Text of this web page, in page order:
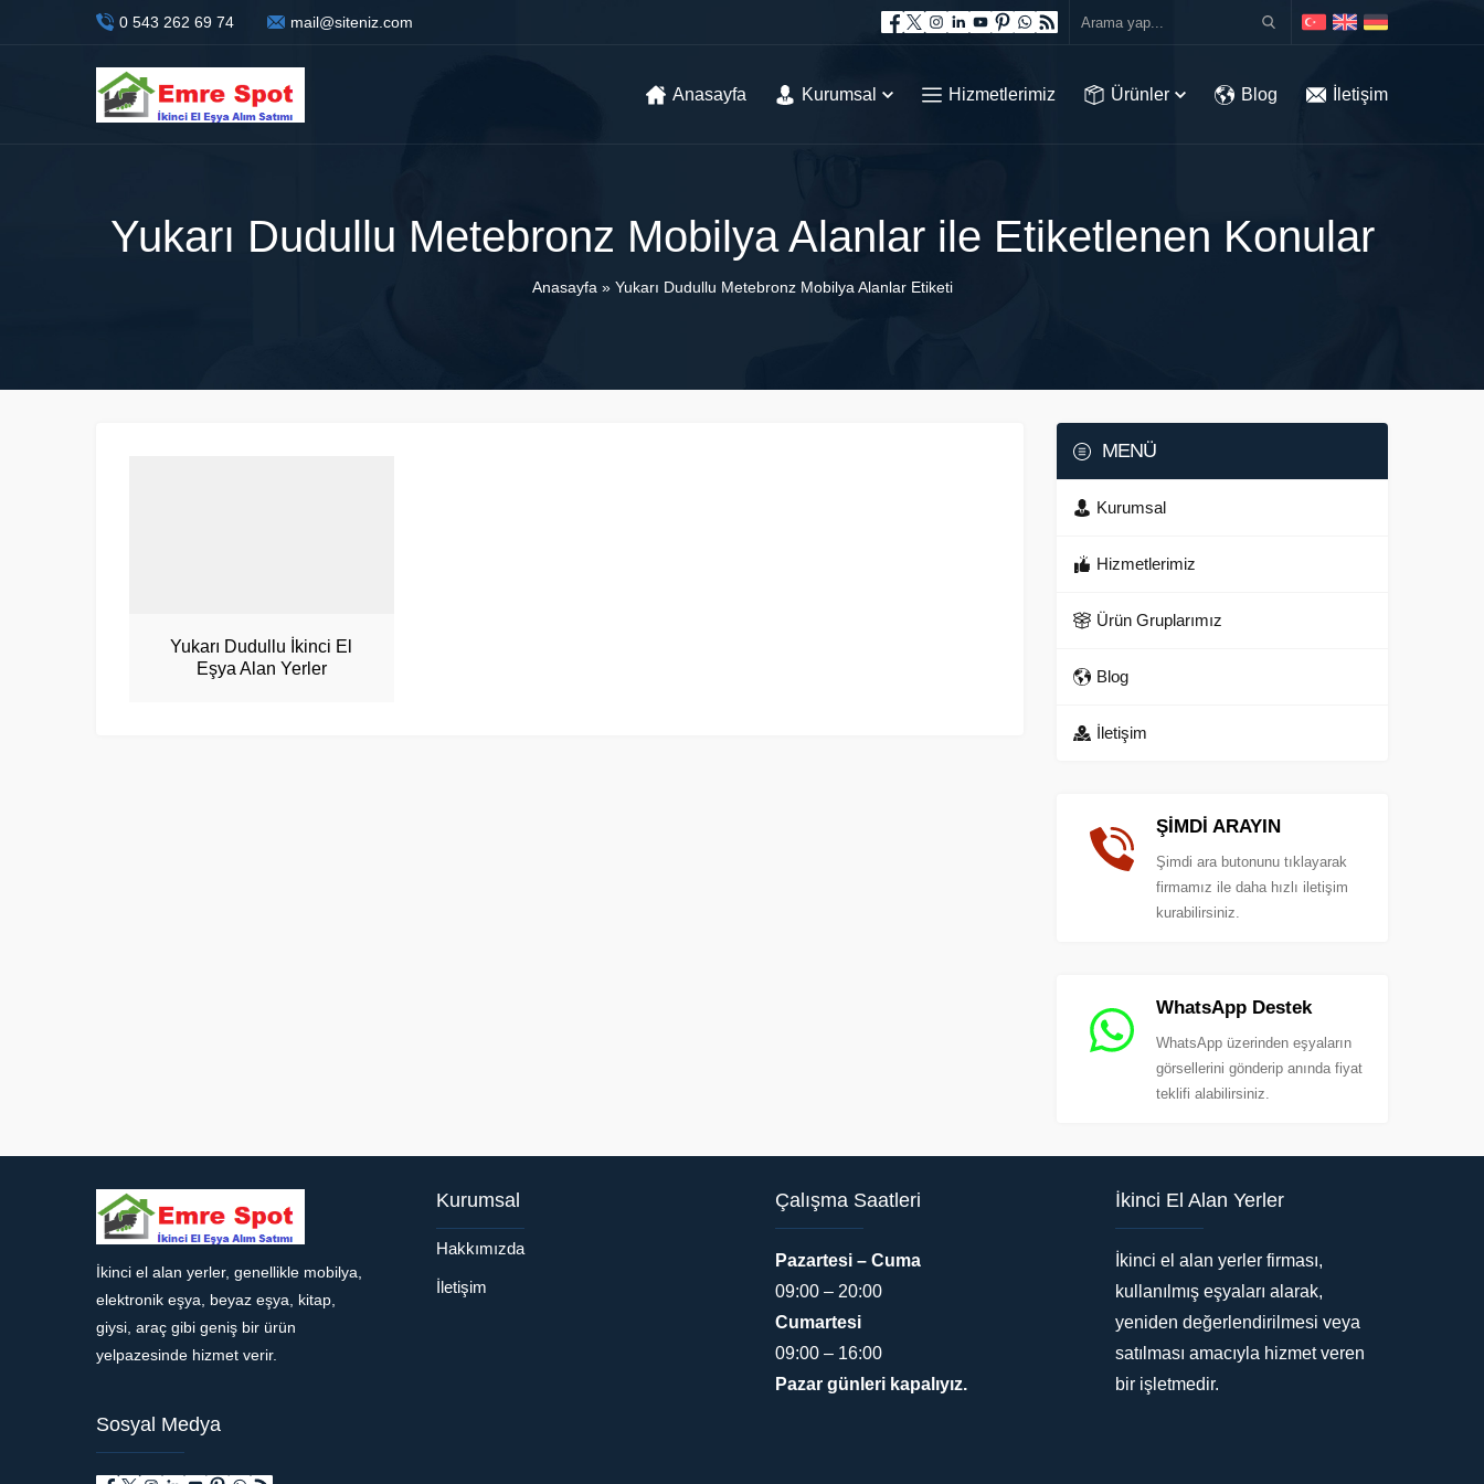
0 543 262 69 74 mail@siteniz.com
Anasayfa Kurumsal Hizmetlerimiz Ürünler Blog İletişim
Yukarı Dudullu Metebronz Mobilya Alanlar ile Etiketlenen Konular
Anasayfa » Yukarı Dudullu Metebronz Mobilya Alanlar Etiketi
Yukarı Dudullu İkinci El
Eşya Alan Yerler
MENÜ
Kurumsal
Hizmetlerimiz
Ürün Gruplarımız
Blog
İletişim
ŞİMDİ ARAYIN
Şimdi ara butonunu tıklayarak
firmamız ile daha hızlı iletişim
kurabilirsiniz.
WhatsApp Destek
WhatsApp üzerinden eşyaların
görsellerini gönderip anında fiyat
teklifi alabilirsiniz.
İkinci el alan yerler, genellikle mobilya,
elektronik eşya, beyaz eşya, kitap,
giysi, araç gibi geniş bir ürün
yelpazesinde hizmet verir.
Sosyal Medya
Kurumsal
Hakkımızda
İletişim
Çalışma Saatleri
Pazartesi – Cuma
09:00 – 20:00
Cumartesi
09:00 – 16:00
Pazar günleri kapalıyız.
İkinci El Alan Yerler
İkinci el alan yerler firması,
kullanılmış eşyaları alarak,
yeniden değerlendirilmesi veya
satılması amacıyla hizmet veren
bir işletmedir.
Müşteri Temsilcisi
Cevap Yaz